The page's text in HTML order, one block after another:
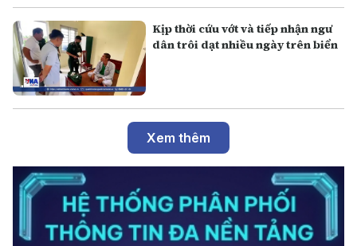
Kịp thời cứu vớt và tiếp nhận ngư
dân trôi dạt nhiều ngày trên biển
Xem thêm